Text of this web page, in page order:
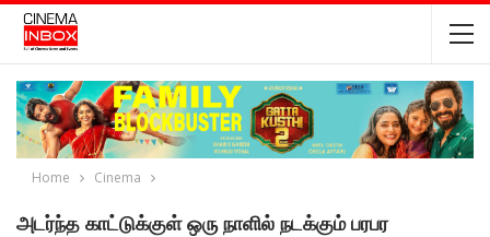
Home Cinema
அடர்ந்த காட்டுக்குள் ஒரு நாளில் நடக்கும் பரபர